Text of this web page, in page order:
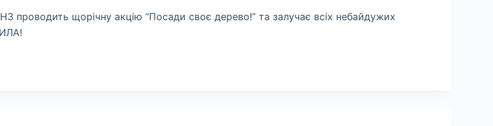
проводить щорічну акцію “Посади своє дерево!” та залучає всіх небайдужих